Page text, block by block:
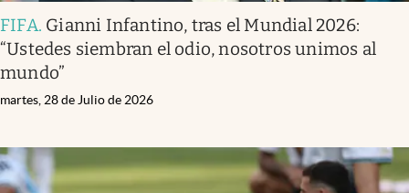
FIFA. Gianni Infantino, tras el Mundial 2026:
“Ustedes siembran el odio, nosotros unimos al
mundo”
martes, 28 de Julio de 2026